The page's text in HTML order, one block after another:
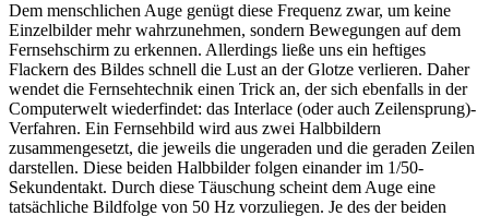
Dem menschlichen Auge genügt diese Frequenz zwar, um keine
Einzelbilder mehr wahrzunehmen, sondern Bewegungen auf dem
Fernsehschirm zu erkennen. Allerdings ließe uns ein heftiges
Flackern des Bildes schnell die Lust an der Glotze verlieren. Daher
wendet die Fernsehtechnik einen Trick an, der sich ebenfalls in der
Computerwelt wiederfindet: das Interlace (oder auch Zeilensprung)-
Verfahren. Ein Fernsehbild wird aus zwei Halbbildern
zusammengesetzt, die jeweils die ungeraden und die geraden Zeilen
darstellen. Diese beiden Halbbilder folgen einander im 1/50-
Sekundentakt. Durch diese Täuschung scheint dem Auge eine
tatsächliche Bildfolge von 50 Hz vorzuliegen. Je des der beiden